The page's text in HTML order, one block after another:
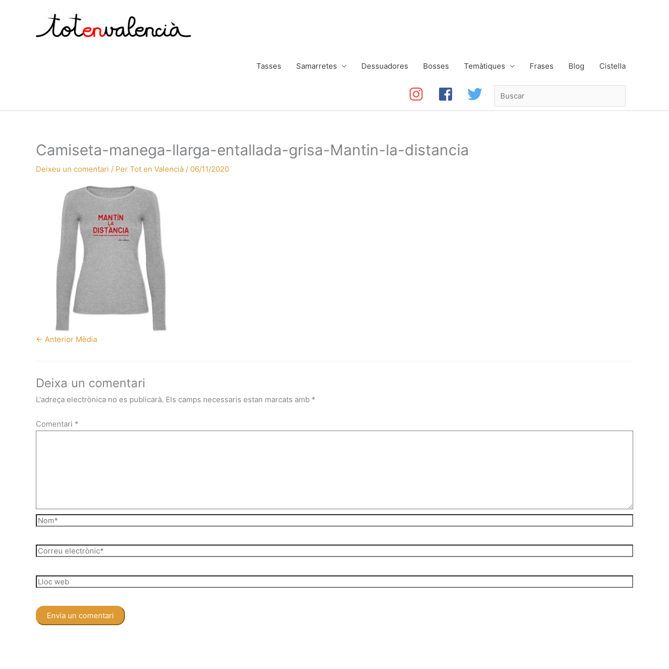
Tasses Samarretes Dessuadores Bosses Temàtiques Frases Blog Cistella
Camiseta-manega-llarga-entallada-grisa-Mantin-la-distancia
Deixeu un comentari / Per Tot en Valencià / 06/11/2020
← Anterior Mèdia
Deixa un comentari
L'adreça electrònica no es publicarà. Els camps necessaris estan marcats amb *
Comentari *
Nom*
Correu
Lloc